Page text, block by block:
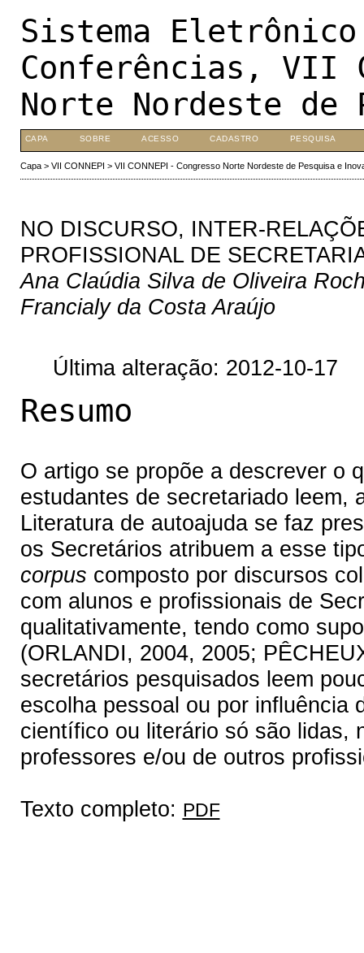
Sistema
Conferências, VII
Norte Nordeste de
CAPA SOBRE ACESSO CADASTRO PESQUISA
Capa> VII CONNEPI > VII CONNEPI - Congresso Norte Nordeste de Pesquisa e
NO DISCURSO, INTER-
PROFISSIONAL DE
Ana Claúdia Silva de Oliveira
Francialy da Costa Araújo
Última alteração: 2012-10-17
Resumo
O artigo se propõe a descrever o
estudantes de secretariado leem,
Literatura de autoajuda se faz
os Secretários atribuem a esse
corpus composto por discursos
com alunos e profissionais de
qualitativamente, tendo como
(ORLANDI, 2004, 2005;
secretários pesquisados leem
escolha pessoal ou por influência
científico ou literário só são lidas,
professores e/ou de outros
Texto completo: PDF